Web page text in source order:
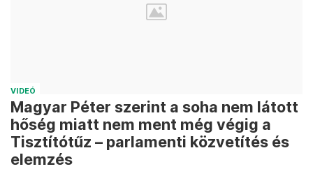
VIDEÓ
Magyar Péter szerint a soha nem látott
hőség miatt nem ment még végig a
Tisztítótűz – parlamenti közvetítés és
elemzés